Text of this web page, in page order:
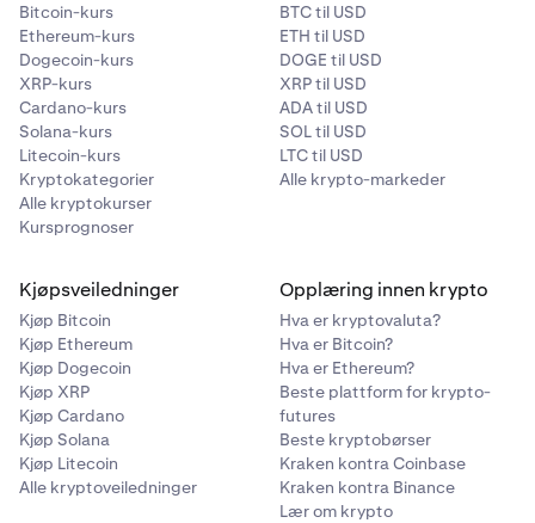
Bitcoin-kurs
Ethereum-kurs
Dogecoin-kurs
XRP-kurs
Cardano-kurs
Solana-kurs
Litecoin-kurs
Kryptokategorier
Alle kryptokurser
Kursprognoser
BTC til USD
ETH til USD
DOGE til USD
XRP til USD
ADA til USD
SOL til USD
LTC til USD
Alle krypto-markeder
Kjøpsveiledninger
Kjøp Bitcoin
Kjøp Ethereum
Kjøp Dogecoin
Kjøp XRP
Kjøp Cardano
Kjøp Solana
Kjøp Litecoin
Alle kryptoveiledninger
Opplæring innen krypto
Hva er kryptovaluta?
Hva er Bitcoin?
Hva er Ethereum?
Beste plattform for krypto-
futures
Beste kryptobørser
Kraken kontra Coinbase
Kraken kontra Binance
Lær om krypto